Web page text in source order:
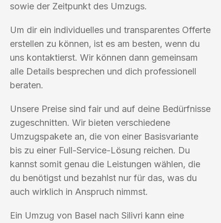
sowie der Zeitpunkt des Umzugs.
Um dir ein individuelles und transparentes Offerte
erstellen zu können, ist es am besten, wenn du
uns kontaktierst. Wir können dann gemeinsam
alle Details besprechen und dich professionell
beraten.
Unsere Preise sind fair und auf deine Bedürfnisse
zugeschnitten. Wir bieten verschiedene
Umzugspakete an, die von einer Basisvariante
bis zu einer Full-Service-Lösung reichen. Du
kannst somit genau die Leistungen wählen, die
du benötigst und bezahlst nur für das, was du
auch wirklich in Anspruch nimmst.
Ein Umzug von Basel nach Silivri kann eine